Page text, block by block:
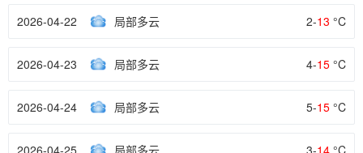
2026-04-22 局部多云 2-13 °C
2026-04-23 局部多云 4-15 °C
2026-04-24 局部多云 5-15 °C